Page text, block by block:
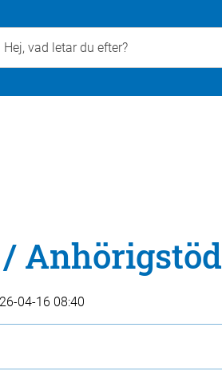
Anhörigstöd
04-16 08:40